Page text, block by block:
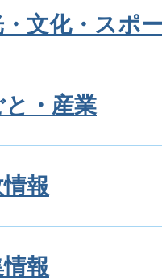
文化・スポ
と・産業
報
報